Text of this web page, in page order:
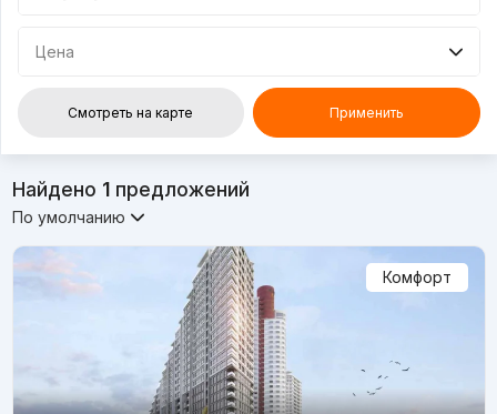
Цена
Смотреть на карте Применить
Найдено 1предложений
По умолчанию
Комфорт